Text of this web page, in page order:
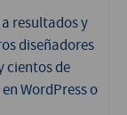
resultados y
diseñadores
cientos de
WordPress o